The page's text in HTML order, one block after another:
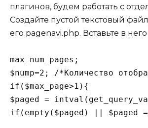
плагинов, будем работать с
Создайте пустой текстовый
его pagenavi.php. Вставьте в
max_num_pages;
$nump=2 ; /*Количество
if ($max_page>1 ){
$paged =
if ( empty ($paged) || $paged